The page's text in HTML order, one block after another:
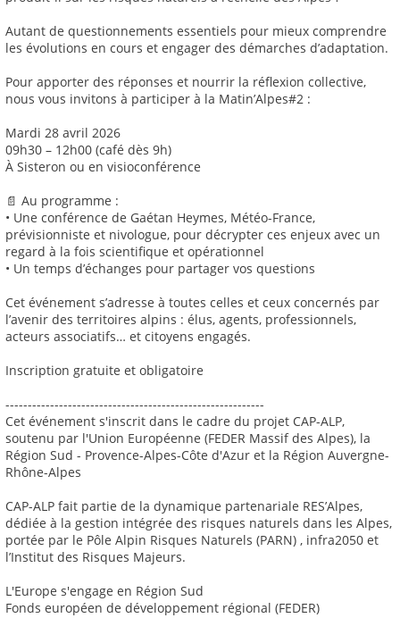
Autant de questionnements essentiels pour mieux comprendre
les évolutions en cours et engager des démarches d’adaptation.
Pour apporter des réponses et nourrir la réflexion collective,
nous vous invitons à participer à la Matin’Alpes#2 :
Mardi 28 avril 2026
09h30 – 12h00 (café dès 9h)
À Sisteron ou en visioconférence
📄 Au programme :
• Une conférence de Gaétan Heymes, Météo-France,
prévisionniste et nivologue, pour décrypter ces enjeux avec un
regard à la fois scientifique et opérationnel
• Un temps d’échanges pour partager vos questions
Cet événement s’adresse à toutes celles et ceux concernés par
l’avenir des territoires alpins : élus, agents, professionnels,
acteurs associatifs… et citoyens engagés.
Inscription gratuite et obligatoire
----------------------------------------------------------
Cet événement s'inscrit dans le cadre du projet CAP-ALP,
soutenu par l'Union Européenne (FEDER Massif des Alpes), la
Région Sud - Provence-Alpes-Côte d'Azur et la Région Auvergne-
Rhône-Alpes
CAP-ALP fait partie de la dynamique partenariale RES’Alpes,
dédiée à la gestion intégrée des risques naturels dans les Alpes,
portée par le Pôle Alpin Risques Naturels (PARN) , infra2050 et
l’Institut des Risques Majeurs.
L'Europe s'engage en Région Sud
Fonds européen de développement régional (FEDER)